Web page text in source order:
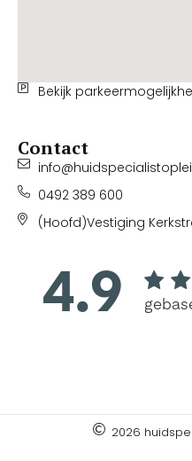
Bekijk
Contact
0492 389 600
(Hoofd)Vestiging
2026